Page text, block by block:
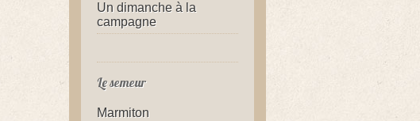
Un dimanche à la
campagne
Le semeur
Marmiton